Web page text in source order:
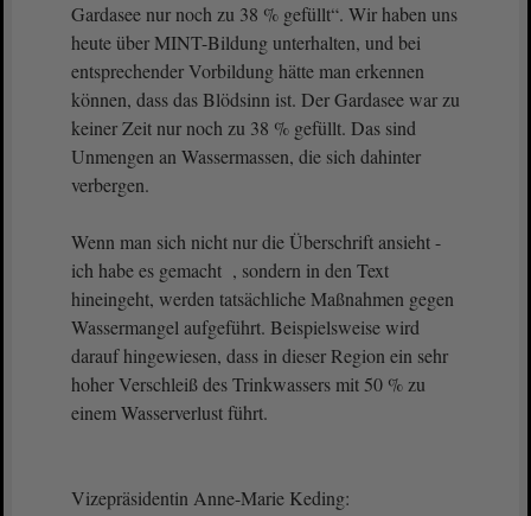
Gardasee nur noch zu 38 % gefüllt“. Wir haben uns
heute über MINT-Bildung unterhalten, und bei
entsprechender Vorbildung hätte man erkennen
können, dass das Blödsinn ist. Der Gardasee war zu
keiner Zeit nur noch zu 38 % gefüllt. Das sind
Unmengen an Wassermassen, die sich dahinter
verbergen.
Wenn man sich nicht nur die Überschrift ansieht -
ich habe es gemacht , sondern in den Text
hineingeht, werden tatsächliche Maßnahmen gegen
Wassermangel aufgeführt. Beispielsweise wird
darauf hingewiesen, dass in dieser Region ein sehr
hoher Verschleiß des Trinkwassers mit 50 % zu
einem Wasserverlust führt.
Vizepräsidentin Anne-Marie Keding: